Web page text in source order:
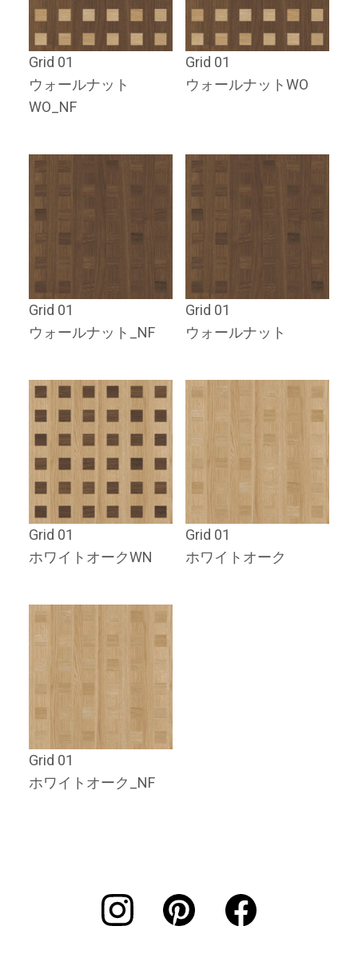
Grid 01
ウォールナット
WO_NF
Grid 01
ウォールナットWO
Grid 01
ウォールナット_NF
Grid 01
ウォールナット
Grid 01
ホワイトオークWN
Grid 01
ホワイトオーク
Grid 01
ホワイトオーク_NF